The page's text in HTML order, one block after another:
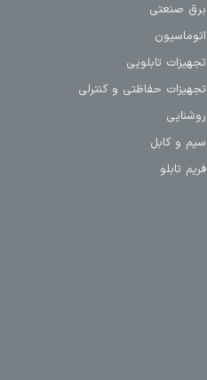
برق صنعتی
اتوماسیون
تجهیزات تابلویی
تجهیزات حفاظتی و کنترلی
روشنایی
سیم و کابل
فریم تابلو